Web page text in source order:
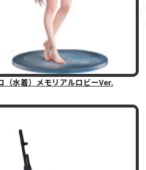
（水着）メモリアルロビーVer.